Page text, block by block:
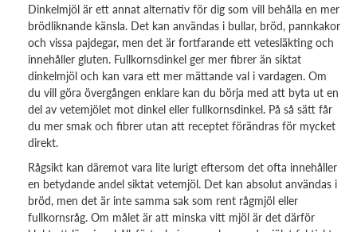
Dinkelmjöl är ett annat alternativ för dig som vill behålla en mer
brödliknande känsla. Det kan användas i bullar, bröd, pannkakor
och vissa pajdegar, men det är fortfarande ett vetesläkting och
innehåller gluten. Fullkornsdinkel ger mer fibrer än siktat
dinkelmjöl och kan vara ett mer mättande val i vardagen. Om
du vill göra övergången enklare kan du börja med att byta ut en
del av vetemjölet mot dinkel eller fullkornsdinkel. På så sätt får
du mer smak och fibrer utan att receptet förändras för mycket
direkt.
Rågsikt kan däremot vara lite lurigt eftersom det ofta innehåller
en betydande andel siktat vetemjöl. Det kan absolut användas i
bröd, men det är inte samma sak som rent rågmjöl eller
fullkornsråg. Om målet är att minska vitt mjöl är det därför